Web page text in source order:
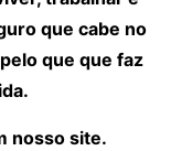
que cabe no
que que faz
nosso site.